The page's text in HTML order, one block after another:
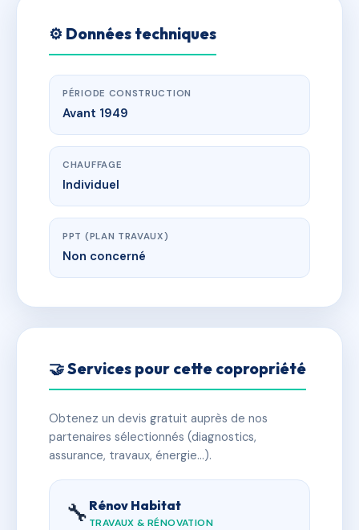
⚙️ Données techniques
PÉRIODE CONSTRUCTION
Avant 1949
CHAUFFAGE
Individuel
PPT (PLAN TRAVAUX)
Non concerné
🤝 Services pour cette copropriété
Obtenez un devis gratuit auprès de nos
partenaires sélectionnés (diagnostics,
assurance, travaux, énergie…).
🔧 Rénov Habitat
TRAVAUX & RÉNOVATION